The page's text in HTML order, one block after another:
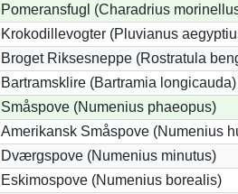
Pomeransfugl (Charadrius
Krokodillevogter (Pluvianus
Broget Riksesneppe (Rostratula
Bartramsklire (Bartramia longicauda)
Småspove (Numenius phaeopus)
Amerikansk Småspove (Numenius
Dværgspove (Numenius minutus)
Eskimospove (Numenius borealis)